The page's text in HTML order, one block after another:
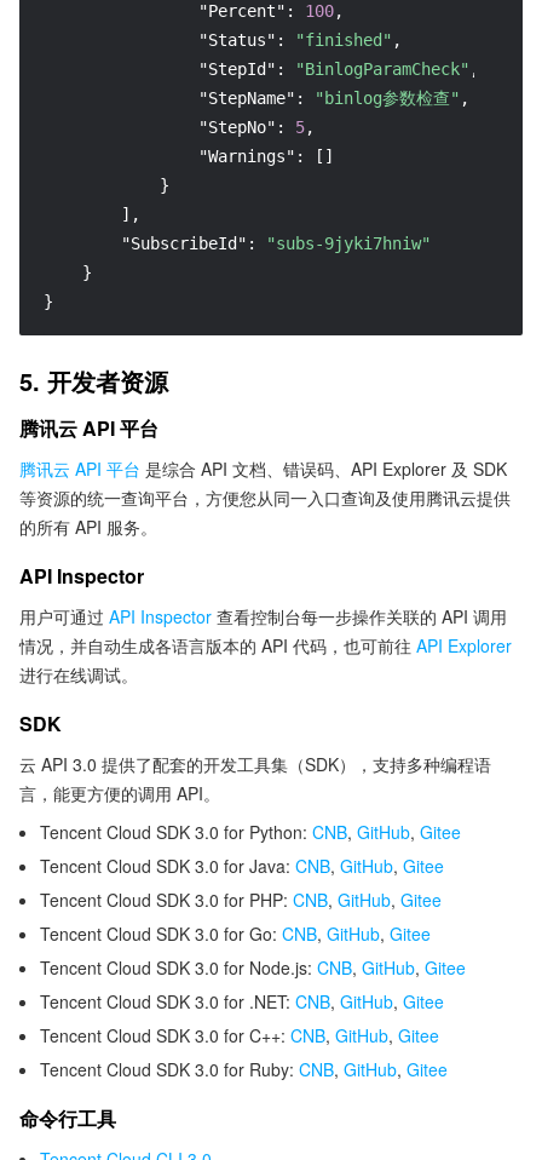
"Percent" : 100,
"Status" : "finished" ,
"StepId" : "BinlogParamCheck" ,
"StepName" : "binlog参数检查" ,
"StepNo" : 5,
"Warnings" : [ ]
}
] ,
"SubscribeId" :
"subs-9jyki7hniw"
}
}
5. 开发者资源
腾讯云 API 平台
腾讯云 API 平台 是综合 API 文档、错误码、API Explorer 及 SDK
等资源的统一查询平台，方便您从同一入口查询及使用腾讯云提供
的所有 API 服务。
API Inspector
用户可通过 API Inspector 查看控制台每一步操作关联的 API 调用
情况，并自动生成各语言版本的 API 代码，也可前往 API Explorer
进行在线调试。
SDK
云 API 3.0 提供了配套的开发工具集（SDK），支持多种编程语
言，能更方便的调用 API。
Tencent Cloud SDK 3.0 for Python: CNB, GitHub, Gitee
Tencent Cloud SDK 3.0 for Java: CNB, GitHub, Gitee
Tencent Cloud SDK 3.0 for PHP: CNB, GitHub, Gitee
Tencent Cloud SDK 3.0 for Go: CNB, GitHub, Gitee
Tencent Cloud SDK 3.0 for Node.js: CNB, GitHub, Gitee
Tencent Cloud SDK 3.0 for .NET: CNB, GitHub, Gitee
Tencent Cloud SDK 3.0 for C++: CNB, GitHub, Gitee
Tencent Cloud SDK 3.0 for Ruby: CNB, GitHub, Gitee
命令行工具